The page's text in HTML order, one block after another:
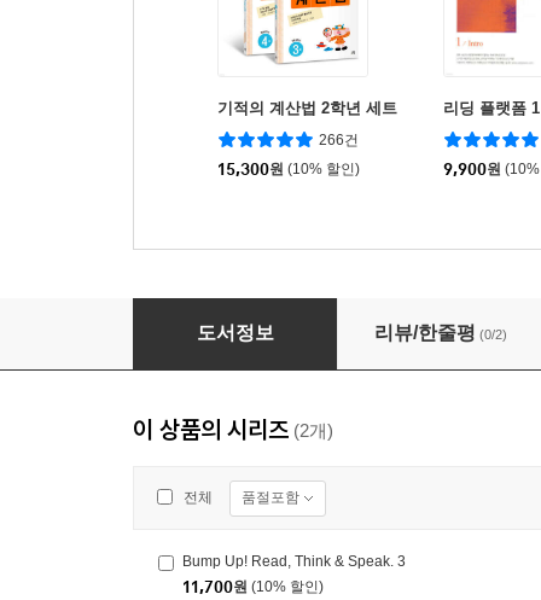
기적의 계산법 2학년 세트
266건
15,300원 (10% 할인)
리딩 플랫폼
9,900원
Bump Up! Read, Think & Speak. 1
도서정보 리뷰/한줄평 (0/2)
이 상품의 시리즈 (2개)
전체 품절포함
Bump Up! Read, Think & Speak. 3
11,700원 (10% 할인)